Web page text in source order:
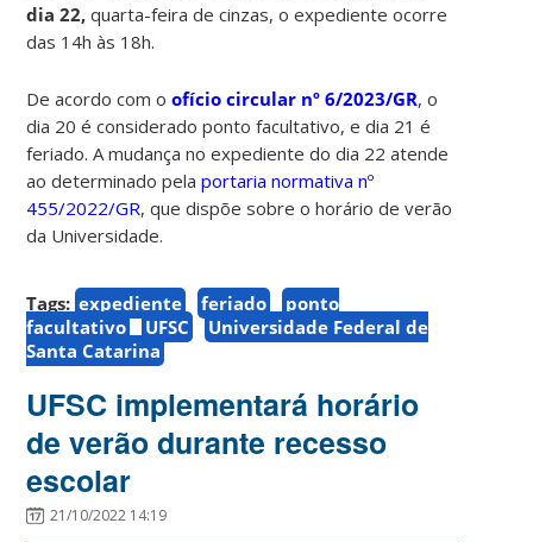
dia 22,quarta-feira de cinzas, o expediente ocorre
das 14h às 18h.
De acordo com oofício circular nº 6/2023/GR, o
dia 20 é considerado ponto facultativo, e dia 21 é
feriado. A mudança no expediente do dia 22 atende
ao determinado pelaportaria normativa nº
455/2022/GR, que dispõe sobre o horário de verão
da Universidade.
Tags: expediente feriado
ponto
facultativo
UFSC
Universidade Federal de
Santa Catarina
UFSC implementará horário
de verão durante recesso
escolar
21/10/2022 14:19